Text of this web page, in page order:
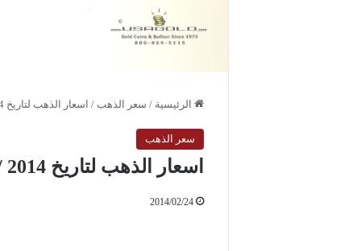
الرئيسية / سعر الذهب / اسعار الذهب لتاريخ 2014 / 2 / 24 الاثنين
سعر الذهب
اسعار الذهب لتاريخ 2014 / 2 / 24 الاثنين
2014/02/24